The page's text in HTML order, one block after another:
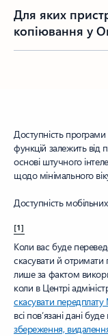
Для яких
копіювання у
Доступність
функцій залежить
основі штучного
щодо мінімального
Доступність
[1]
Коли вас буде
скасувати й отримати
лише за фактом
коли в Центрі
скасувати
всі пов’язані дані
збереження,